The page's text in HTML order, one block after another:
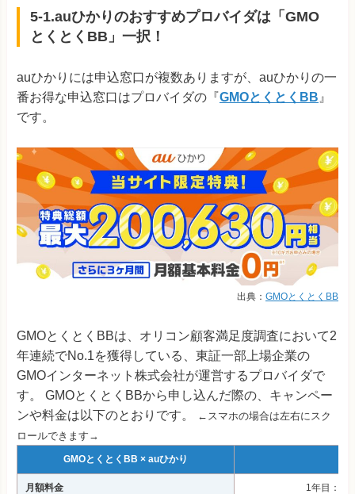
5-1.auひかりのおすすめプロバイダは「GMO
とくとくBB」一択！
auひかりには申込窓口が複数ありますが、auひかりの一
番お得な申込窓口はプロバイダの『GMOとくとくBB 』
です。
出典： GMOとくとくBB
GMOとくとくBBは、オリコン顧客満足度調査において2
年連続でNo.1を獲得している、東証一部上場企業の
GMOインターネット株式会社が運営するプロバイダで
す。 GMOとくとくBBから申し込んだ際の、キャンペー
ンや料金は以下のとおりです。
←スマホの場合は左右にスク
ロールできます→
GMOとくとくBB × auひかり
月額料金 1年目：